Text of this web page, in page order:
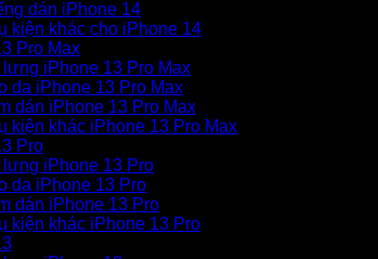
dán iPhone 14
kiện khác cho iPhone 14
Pro Max
lưng iPhone 13 Pro Max
da iPhone 13 Pro Max
dán iPhone 13 Pro Max
kiện khác iPhone 13 Pro Max
Pro
lưng iPhone 13 Pro
da iPhone 13 Pro
dán iPhone 13 Pro
kiện khác iPhone 13 Pro